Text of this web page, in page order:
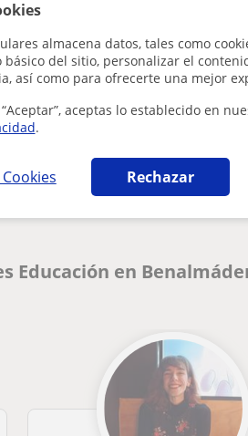
almacena datos, tales como
del sitio, personalizar el
así como para ofrecerte una mejor
aceptas lo establecido en
.
Rechazar
¿Hay algún error en este perfil?
Educación en